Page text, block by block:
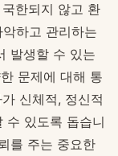
한되지 않고 환
하고 관리하는
발생할 수 있는
문제에 대해 통
신체적, 정신적
수 있도록 돕습니
를 주는 중요한